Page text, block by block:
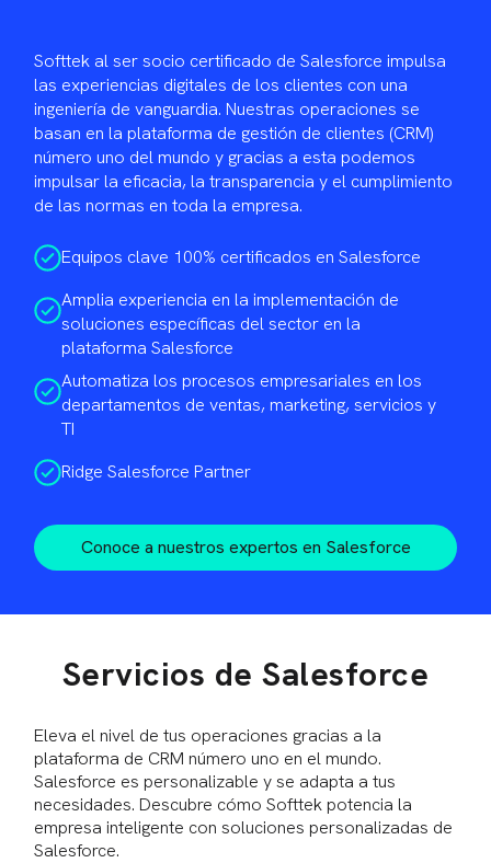
Softtek al ser socio certificado de Salesforce impulsa
las experiencias digitales de los clientes con una
ingeniería de vanguardia. Nuestras operaciones se
basan en la plataforma de gestión de clientes (CRM)
número uno del mundo y gracias a esta podemos
impulsar la eficacia, la transparencia y el cumplimiento
de las normas en toda la empresa.
Equipos clave 100% certificados en Salesforce
Amplia experiencia en la implementación de
soluciones específicas del sector en la
plataforma Salesforce
Automatiza los procesos empresariales en los
departamentos de ventas, marketing, servicios y
TI
Ridge Salesforce Partner
Conoce a nuestros expertos en Salesforce
Servicios de Salesforce
Eleva el nivel de tus operaciones gracias a la
plataforma de CRM número uno en el mundo.
Salesforce es personalizable y se adapta a tus
necesidades. Descubre cómo Softtek potencia la
empresa inteligente con soluciones personalizadas de
Salesforce.